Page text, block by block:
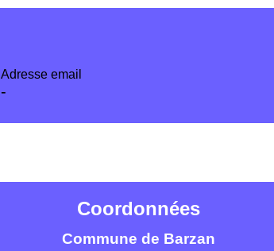
Adresse email
-
Coordonnées
Commune de Barzan